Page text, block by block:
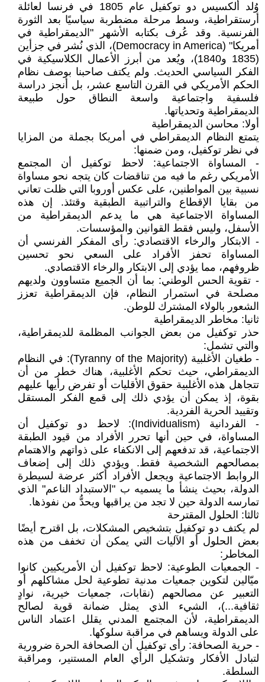
وُلد ألكسيس دو توكفيل عام 1805 في فرنسا لعائلة
أرستقراطية، وسط مرحلة مضطربة سياسيًا بعد الثورة
الفرنسية. وقد عُرف بكتابه الأشهر "الديمقراطية في
أمريكا" (Democracy in America)، الذي نُشر في جزأين
(1835 و1840)، ويُعد من أبرز الأعمال الكلاسيكية في
الفكر السياسي الحديث. ولم يكتف صاحبنا بوصف نظام
الحكم الأمريكي في القرن التاسع عشر، بل أنجز دراسة
فلسفية واجتماعية واسعة النطاق حول طبيعة
الديمقراطية وتحدياتها.
أولا: محاسن الديمقراطية
يتمتع النظام الديمقراطي في أمريكا بجملة من المزايا
في نظر توكفيل، ومن ضمنها:
- المساواة الاجتماعية: لاحظ توكفيل أن المجتمع
الأمريكي رغم ما فيه من تناقضات كان يتجه نحو مساواة
نسبية بين المواطنين، على عكس أوروبا التي ظلت تعاني
من بقايا الإقطاع والتراتبية الطبقية وقتئذ. إن هذه
المساواة الاجتماعية هي ما يدعم الديمقراطية من
الأسفل، وليس فقط القوانين والمؤسسات.
- الابتكار والرخاء الاقتصادي: رأى المفكر الفرنسي أن
المساواة تحفز الأفراد على السعي نحو تحسين
ظروفهم، مما يؤدي إلى الابتكار والرخاء الاقتصادي.
- تقوية الحس الوطني: بما أن الجميع متساوون ولديهم
مصلحة في استمرار النظام، فإن الديمقراطية تعزز
الشعور بالولاء المشترك للوطن.
ثانيا: مخاطر الديمقراطية
حذر توكفيل من بعض الجوانب المظلمة للديمقراطية،
والتي تشمل:
- طغيان الأغلبية (Tyranny of the Majority): في النظام
الديمقراطي، حيث تحكم الأغلبية، هناك خطر من أن
تتجاهل هذه الأغلبية حقوق الأقليات أو تفرض رأيها عليهم
بقوة، إذ يمكن أن يؤدي ذلك إلى قمع الفكر المستقل
وتقييد الحرية الفردية.
- الفردانية (Individualism): لاحظ دو توكفيل أن
المساواة، في حين أنها تحرر الأفراد من قيود الطبقة
الاجتماعية، قد تدفعهم إلى الانكفاء على ذواتهم والاهتمام
بمصالحهم الشخصية فقط. ويؤدي ذلك إلى إضعاف
الروابط الاجتماعية ويجعل الأفراد أكثر عرضة لسيطرة
الدولة، بحيث ينشأ ما يسميه ب "الاستبداد الناعم" الذي
تمارسه الدولة حين لا تجد من يراقبها ويحدُّ من نفوذها.
ثالثا: الحلول المقترحة
لم يكتف دو توكفيل بتشخيص المشكلات، بل اقترح أيضًا
بعض الحلول أو الآليات التي يمكن أن تخفف من هذه
المخاطر:
- الجمعيات الطوعية: لاحظ توكفيل أن الأمريكيين كانوا
ميّالين لتكوين جمعيات مدنية تطوعية لحل مشاكلهم أو
التعبير عن مصالحهم (نقابات، جمعيات خيرية، نوادٍ
ثقافية...)، الشيء الذي يمثل ضمانة قوية لصالح
الديمقراطية، لأن المجتمع المدني يقلل اعتماد الناس
على الدولة ويساهم في مراقبة سلوكها.
- حرية الصحافة: رأى توكفيل أن الصحافة الحرة ضرورية
لتبادل الأفكار وتشكيل الرأي العام المستنير، ومراقبة
السلطة.